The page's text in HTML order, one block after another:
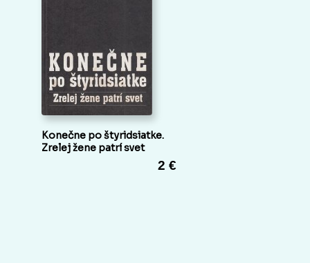
Konečne po štyridsiatke.
Zrelej žene patrí svet
2 €